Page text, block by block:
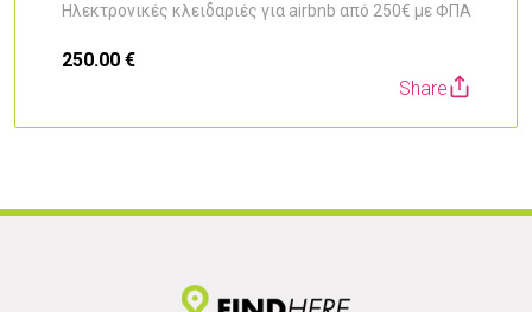
Ηλεκτρονικές κλειδαριές για airbnb από 250€ με ΦΠΑ
250.00 €
Share